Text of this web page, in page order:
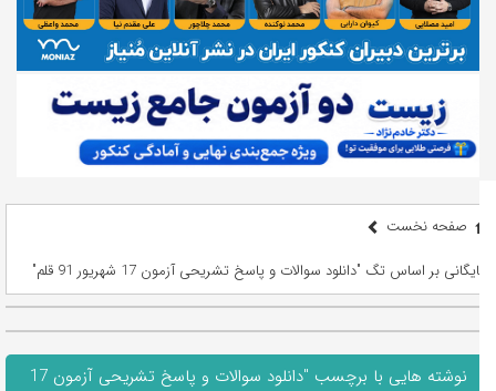
صفحه نخست
بایگانی بر اساس تگ "دانلود سوالات و پاسخ تشریحی آزمون 17 شهریور 91 قلم"
نوشته هایی با برچسب "دانلود سوالات و پاسخ تشریحی آزمون 17